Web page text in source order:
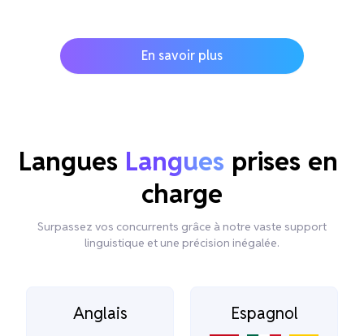
En savoir plus
Langues Langues prises en
charge
Surpassez vos concurrents grâce à notre vaste support
linguistique et une précision inégalée.
Anglais Espagnol